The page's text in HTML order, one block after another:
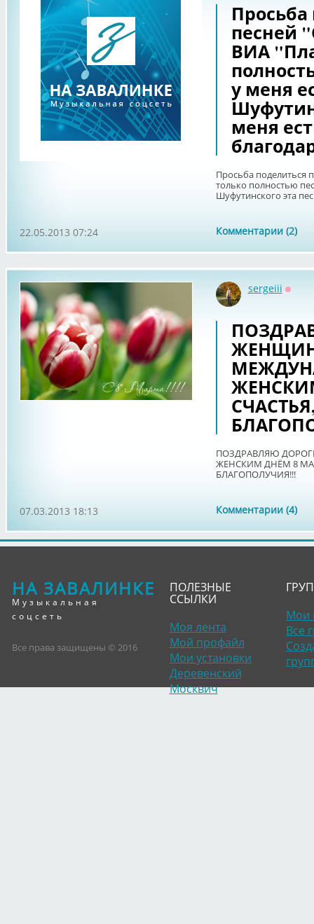
Просьба
песней
ВИА
у меня
меня
Просьба поделиться
только полностью
Шуфутинского эта
Комментарии (2)
22.05.2013 07:24
sergeiii
ПОЗДРАВЛЯЮ
ЖЕНСКИМ ДНЁМ 8
БЛАГОПОЛУЧИЯ!!!
Комментарии (4)
07.03.2013 18:13
НА ЗАВАЛИНКЕ
Музыкальная
соцсеть
Все права защищены © 2016
ПОЛЕЗНЫЕ
ССЫЛКИ
Моя лента
Мой профайл
Мои установки
Деревенский
Москвич
Мои
Все